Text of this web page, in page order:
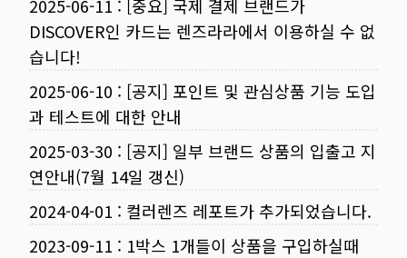
2025-06-11 : [중요] 국제 결제 브랜드가
DISCOVER인 카드는 렌즈라라에서 이용하실 수 없
습니다!
2025-06-10 : [공지] 포인트 및 관심상품 기능 도입
과 테스트에 대한 안내
2025-03-30 : [공지] 일부 브랜드 상품의 입출고 지
연안내(7월 14일 갱신)
2024-04-01 : 컬러렌즈 레포트가 추가되었습니다.
2023-09-11 : 1박스 1개들이 상품을 구입하실때